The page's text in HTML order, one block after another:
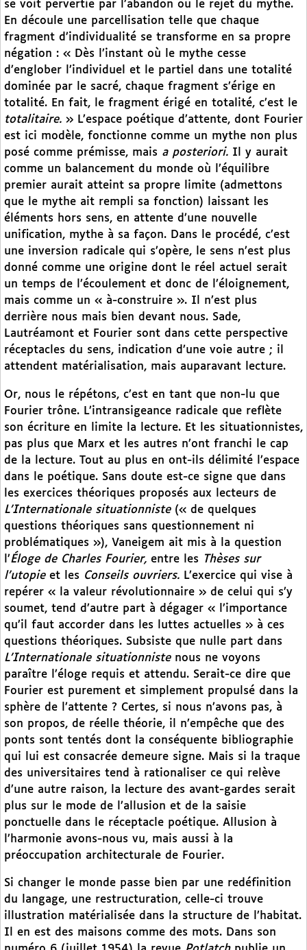
se voit pervertie par l’abandon ou le rejet du mythe.
En découle une parcellisation telle que chaque
fragment d’individualité se transforme en sa propre
négation : « Dès l’instant où le mythe cesse
d’englober l’individuel et le partiel dans une totalité
dominée par le sacré, chaque fragment s’érige en
totalité. En fait, le fragment érigé en totalité, c’est le
totalitaire. » L’espace poétique d’attente, dont Fourier
est ici modèle, fonctionne comme un mythe non plus
posé comme prémisse, mais a posteriori. Il y aurait
comme un balancement du monde où l’équilibre
premier aurait atteint sa propre limite (admettons
que le mythe ait rempli sa fonction) laissant les
éléments hors sens, en attente d’une nouvelle
unification, mythe à sa façon. Dans le procédé, c’est
une inversion radicale qui s’opère, le sens n’est plus
donné comme une origine dont le réel actuel serait
un temps de l’écoulement et donc de l’éloignement,
mais comme un « à-construire ». Il n’est plus
derrière nous mais bien devant nous. Sade,
Lautréamont et Fourier sont dans cette perspective
réceptacles du sens, indication d’une voie autre ; il
attendent matérialisation, mais auparavant lecture.
Or, nous le répétons, c’est en tant que non-lu que
Fourier trône. L’intransigeance radicale que reflète
son écriture en limite la lecture. Et les situationnistes,
pas plus que Marx et les autres n’ont franchi le cap
de la lecture. Tout au plus en ont-ils délimité l’espace
dans le poétique. Sans doute est-ce signe que dans
les exercices théoriques proposés aux lecteurs de
L’Internationale situationniste(« de quelques
questions théoriques sans questionnement ni
problématiques »), Vaneigem ait mis à la question
l’Éloge de Charles Fourier, entre les Thèses sur
l’utopieet les Conseils ouvriers. L’exercice qui vise à
repérer « la valeur révolutionnaire » de celui qui s’y
soumet, tend d’autre part à dégager « l’importance
qu’il faut accorder dans les luttes actuelles » à ces
questions théoriques. Subsiste que nulle part dans
L’Internationale situationnistenous ne voyons
paraître l’éloge requis et attendu. Serait-ce dire que
Fourier est purement et simplement propulsé dans la
sphère de l’attente ? Certes, si nous n’avons pas, à
son propos, de réelle théorie, il n’empêche que des
ponts sont tentés dont la conséquente bibliographie
qui lui est consacrée demeure signe. Mais si la traque
des universitaires tend à rationaliser ce qui relève
d’une autre raison, la lecture des avant-gardes serait
plus sur le mode de l’allusion et de la saisie
ponctuelle dans le réceptacle poétique. Allusion à
l’harmonie avons-nous vu, mais aussi à la
préoccupation architecturale de Fourier.
Si changer le monde passe bien par une redéfinition
du langage, une restructuration, celle-ci trouve
illustration matérialisée dans la structure de l’habitat.
Il en est des maisons comme des mots. Dans son